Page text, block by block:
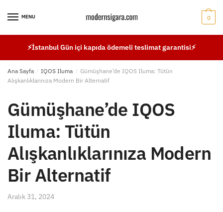
MENU 0
⚡İstanbul Gün içi kapıda ödemeli teslimat garantisi⚡
Ana Sayfa / IQOS Iluma / Gümüşhane’de IQOS Iluma: Tütün
Alışkanlıklarınıza Modern Bir Alternatif
Gümüşhane’de IQOS
Iluma: Tütün
Alışkanlıklarınıza Modern
Bir Alternatif
Aralık 31, 2024